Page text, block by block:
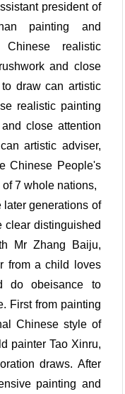
president of
painting and
Chinese realistic
and close
draw can artistic
realistic painting
close attention
artistic adviser,
Chinese People's
7 whole nations,
later generations of
clear distinguished
Mr Zhang Baiju,
from a child loves
do obeisance to
First from painting
Chinese style of
painter Tao Xinru,
draws. After
painting and